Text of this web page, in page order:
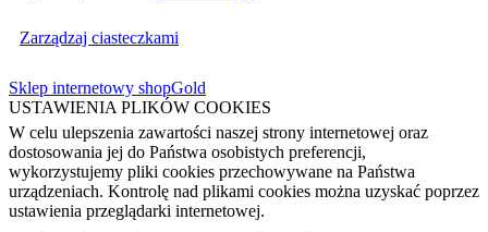
Zarządzaj ciasteczkami
Sklep internetowy shopGold
USTAWIENIA PLIKÓW COOKIES
W celu ulepszenia zawartości naszej strony internetowej oraz
dostosowania jej do Państwa osobistych preferencji,
wykorzystujemy pliki cookies przechowywane na Państwa
urządzeniach. Kontrolę nad plikami cookies można uzyskać poprzez
ustawienia przeglądarki internetowej.